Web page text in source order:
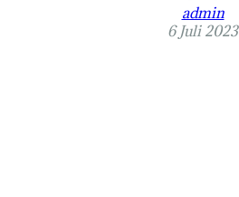
admin
6 Juli 2023